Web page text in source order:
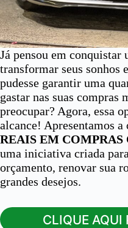
Já pensou em
transformar seus sonhos
pudesse garantir uma
gastar nas suas compras
preocupar? Agora, essa
alcance! Apresentamos a
REAIS EM
uma iniciativa criada
orçamento, renovar sua
grandes desejos.
CLIQUE AQUI